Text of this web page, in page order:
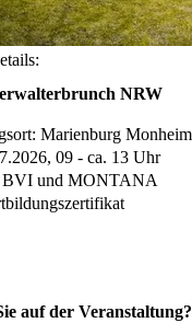
NRW
Marienburg Monheim
09 - ca. 13 Uhr
BVI und MONTANA
auf der Veranstaltung?